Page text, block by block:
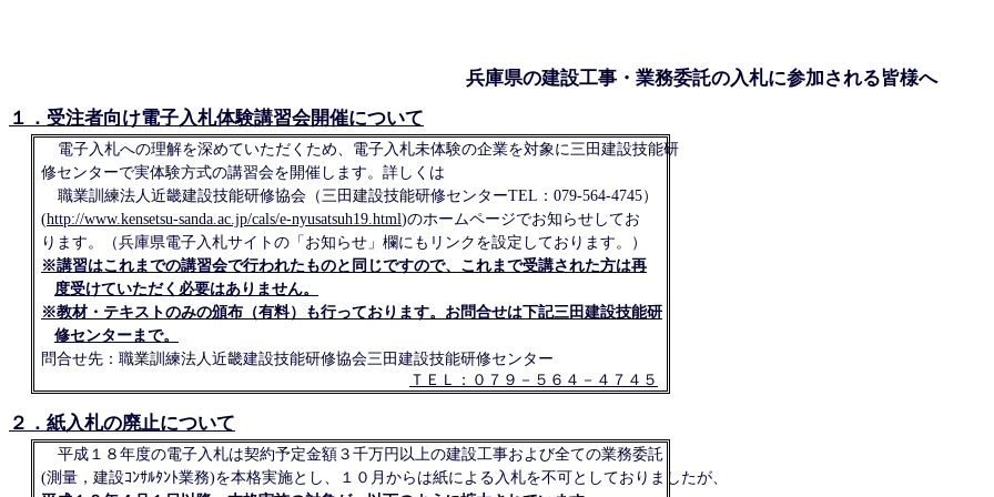
兵庫県の建設工事・業務委託の入札に参加される皆様へ
１．受注者向け電子入札体験講習会開催について
電子入札への理解を深めていただくため、電子入札未体験の企業を対象に三田建設技能研
修センターで実体験方式の講習会を開催します。詳しくは
職業訓練法人近畿建設技能研修協会（三田建設技能研修センターTEL：079-564-4745）
(http://www.kensetsu-sanda.ac.jp/cals/e-nyusatsuh19.html)のホームページでお知らせしてお
ります。（兵庫県電子入札サイトの「お知らせ」欄にもリンクを設定しております。）
※講習はこれまでの講習会で行われたものと同じですので、これまで受講された方は再
度受けていただく必要はありません。
※教材・テキストのみの頒布（有料）も行っております。お問合せは下記三田建設技能研
修センターまで。
問合せ先：職業訓練法人近畿建設技能研修協会三田建設技能研修センター
ＴＥＬ：０７９－５６４－４７４５
２．紙入札の廃止について
平成１８年度の電子入札は契約予定金額３千万円以上の建設工事および全ての業務委託
(測量，建設ｺﾝｻﾙﾀﾝﾄ業務)を本格実施とし、１０月からは紙による入札を不可としておりましたが、